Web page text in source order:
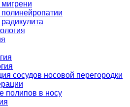
сосудов носовой перегородки
полипов в носу